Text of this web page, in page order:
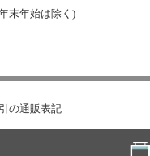
末年始は除く)
の通販表記